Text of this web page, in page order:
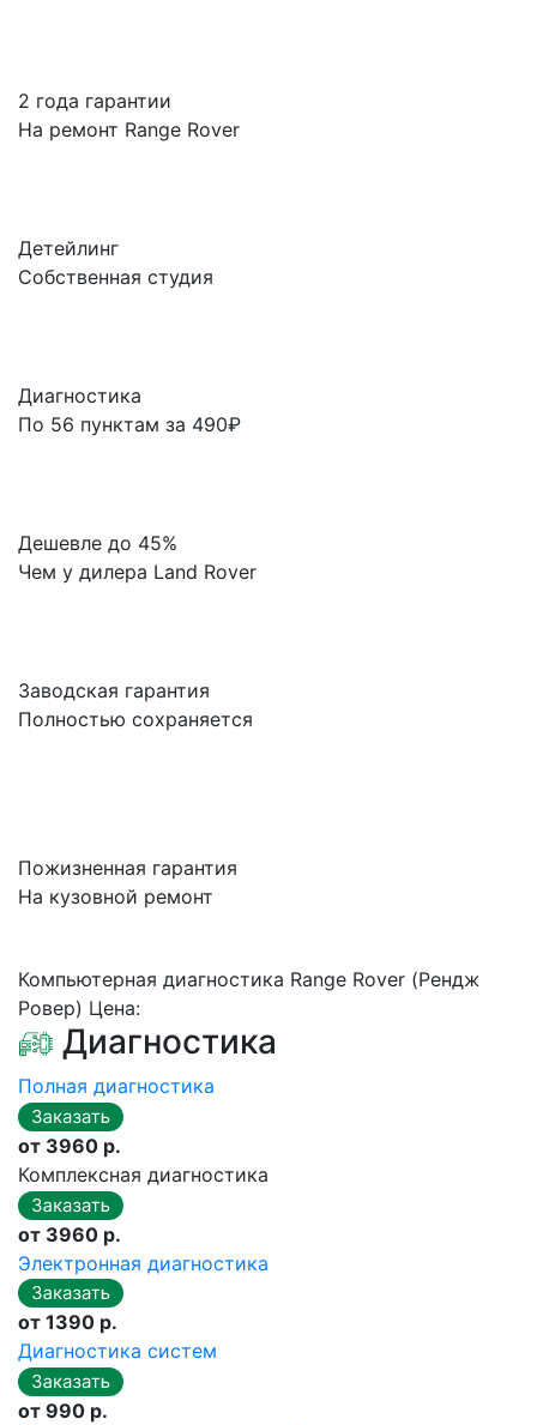
2 года гарантии
На ремонт Range Rover
Детейлинг
Собственная студия
Диагностика
По 56 пунктам за 490₽
Дешевле до 45%
Чем у дилера Land Rover
Заводская гарантия
Полностью сохраняется
Пожизненная гарантия
На кузовной ремонт
Компьютерная диагностика Range Rover (Рендж
Ровер) Цена:
Диагностика
Полная диагностика
от 3960 р.
Комплексная диагностика
от 3960 р.
Электронная диагностика
от 1390 р.
Диагностика систем
от 990 р.